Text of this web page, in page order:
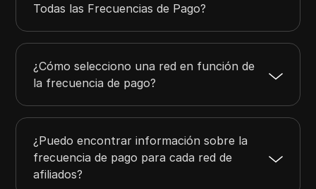
Todas las Frecuencias de Pago?
¿Cómo selecciono una red en función de
la frecuencia de pago?
¿Puedo encontrar información sobre la
frecuencia de pago para cada red de
afiliados?